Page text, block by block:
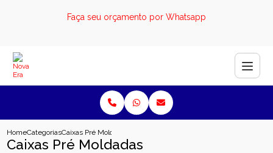
Faça seu orçamento por Whatsapp
HomeCategoriasCaixas Pré Moldadas
Caixas Pré Moldadas